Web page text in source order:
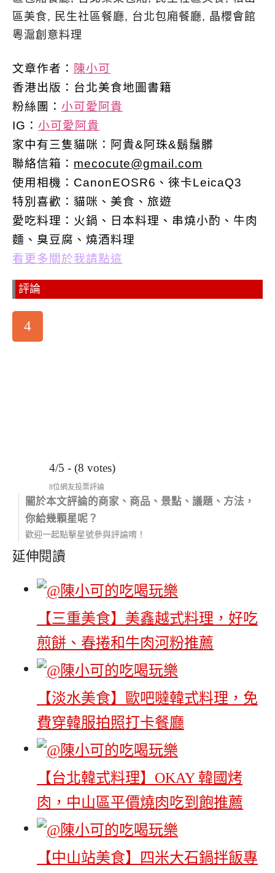
文章作者： 陳小可
香港出版： 台北美食地圖書籍
粉絲團： 小可愛阿貴
IG： 小可愛阿貴
家中有三隻貓咪：阿貴&阿珠&鬍鬚髒
聯絡信箱： mecocute@gmail.com
使用相機：CanonEOSR6、徠卡LeicaQ3
特別喜歡： 貓咪、美食、旅遊
愛吃料理：火鍋、日本料理、串燒小酌、牛肉
麵、臭豆腐、燒酒料理
看更多關於我請點這
評論
4
4/5 - (8 votes)
8位網友投票評論
關於本文評論的商家、商品、景點、議題、方法，
你給幾顆星呢？
歡迎一起點擊星號參與評論唷！
延伸閱讀
【三重美食】美鑫越式料理，好吃
煎餅、春捲和牛肉河粉推薦
【淡水美食】歐吧噠韓式料理，免
費穿韓服拍照打卡餐廳
【台北韓式料理】OKAY 韓國烤
肉，中山區平價燒肉吃到飽推薦
【中山站美食】四米大石鍋拌飯專